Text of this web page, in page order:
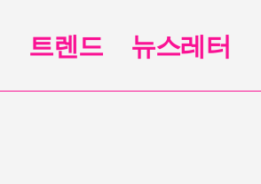
트렌드 뉴스레터